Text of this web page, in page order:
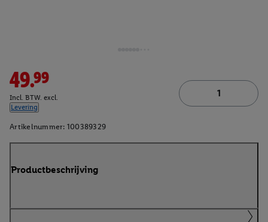
49.99
Incl. BTW. excl.
Levering
Artikelnummer: 100389329
Productbeschrijving